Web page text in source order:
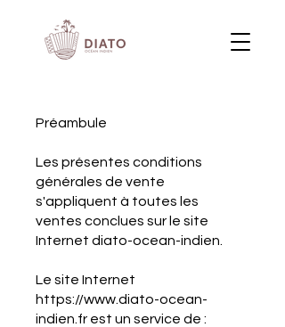
Préambule
Les présentes conditions
générales de vente
s'appliquent à toutes les
ventes conclues sur le site
Internet diato-ocean-indien.
Le site Internet
https://www.diato-ocean-
indien.fr est un service de :